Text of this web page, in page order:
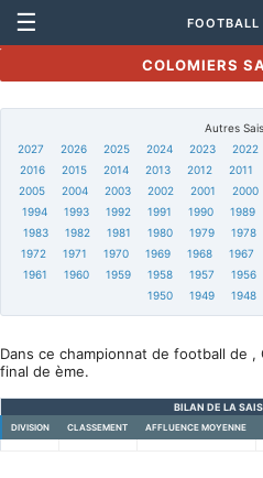
☰ FOOTBALL
COLOMIERS
Autres
2027
2026 2025 2024 2023 2022
2016
2015 2014 2013 2012 2011
2005
2004 2003 2002 2001 2000
1994
1993 1992 1991 1990 1989
1983
1982 1981 1980 1979 1978
1972
1971 1970 1969 1968 1967
1961
1960 1959 1958 1957 1956
1950
1949 1948
Dans ce championnat de football de
final de ème.
BILAN DE LA
DIVISION CLASSEMENT AFFLUENCE MOYENNE